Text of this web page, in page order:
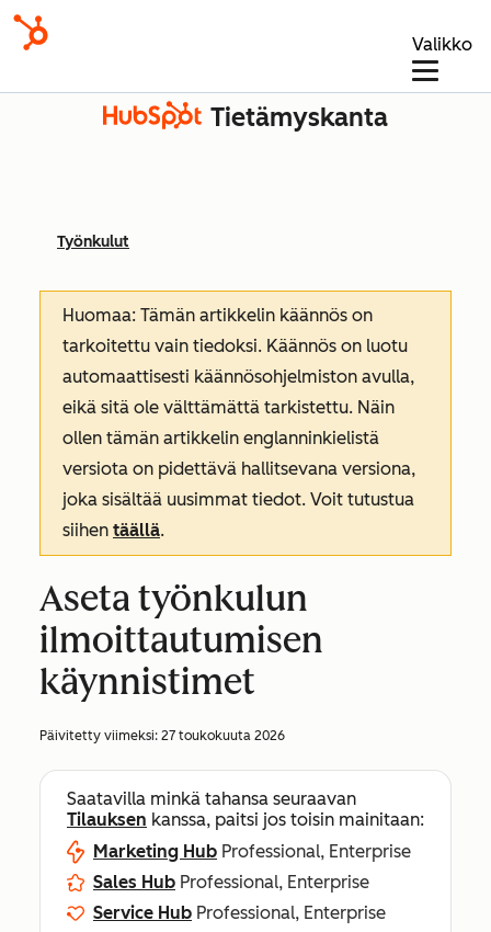
Valikko
Tietämyskanta
Työnkulut
Huomaa: Tämän artikkelin käännös on
tarkoitettu vain tiedoksi. Käännös on luotu
automaattisesti käännösohjelmiston avulla,
eikä sitä ole välttämättä tarkistettu. Näin
ollen tämän artikkelin englanninkielistä
versiota on pidettävä hallitsevana versiona,
joka sisältää uusimmat tiedot. Voit tutustua
siihen täällä.
Aseta työnkulun
ilmoittautumisen
käynnistimet
Päivitetty viimeksi: 27 toukokuuta 2026
Saatavilla minkä tahansa seuraavan
Tilauksen kanssa, paitsi jos toisin mainitaan:
Marketing Hub Professional, Enterprise
Sales Hub Professional, Enterprise
Service Hub Professional, Enterprise